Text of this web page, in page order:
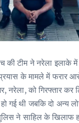
की टीम ने नरेला
के मामले में फरार
नरेला, को गिरफ्तार
गई थी जबकि दो अन्य
ने साहिल के खिलाफ